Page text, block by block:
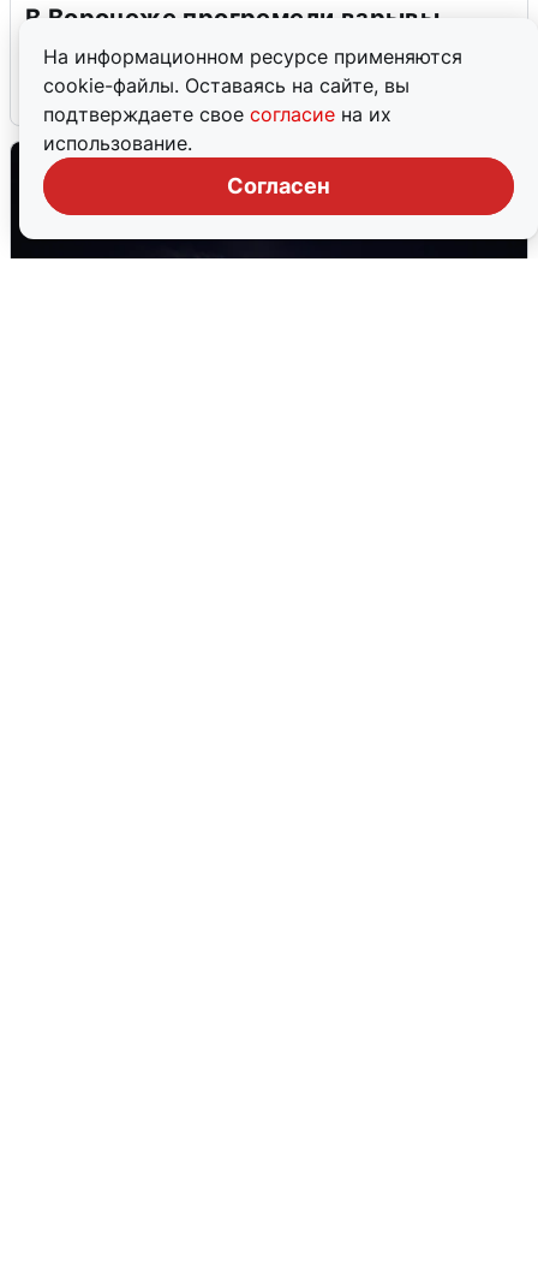
На информационном ресурсе применяются
cookie-файлы. Оставаясь на сайте, вы
подтверждаете свое согласие на их
использование.
Согласен
В Воронеже прогремели взрывы
после сигнала тревоги
5 августа 0